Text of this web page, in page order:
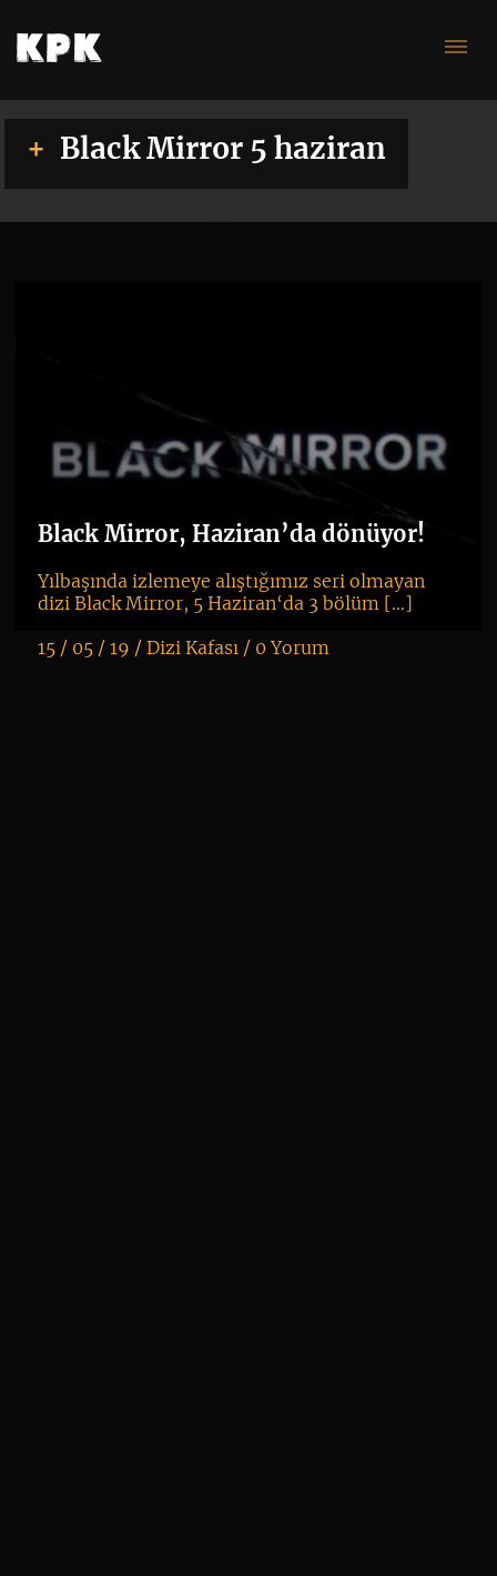
Black Mirror 5 haziran
5
Black Mirror, Haziran’da dönüyor!
Yılbaşında izlemeye alıştığımız seri olmayan
dizi Black Mirror, 5 Haziran‘da 3 bölüm […]
15 / 05 / 19 / Dizi Kafası/ 0 Yorum